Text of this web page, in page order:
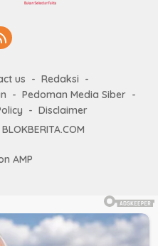
us
Redaksi
Pedoman Media Siber
Disclaimer
AMP